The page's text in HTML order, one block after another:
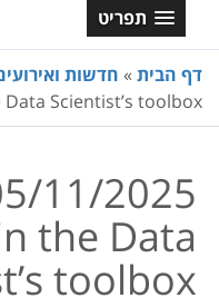
תפריט
דף הבית » חדשות
Scientist’s toolbox
the Data
toolbox